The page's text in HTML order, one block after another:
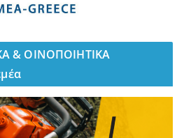
& ΟΙΝΟΠΟΙΗΤΙΚΑ